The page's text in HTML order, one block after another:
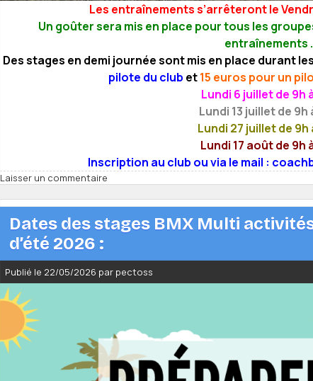
Les entraînements s’arrêteront le
Un goûter sera mis en place pour tous les
entraînements .
Des stages en demi journée sont mis en place durant
pilote du club et15 euros pour un
Lundi 6 juillet de 9h
Lundi 13 juillet de 9h
Lundi 27 juillet de 9h
Lundi 17 août de 9h
Inscription au club ou via le mail :
Laisser un commentaire
Dates des stages BMX Multi
d’été 2026 :
Publié le 22/05/2026 par pectoss